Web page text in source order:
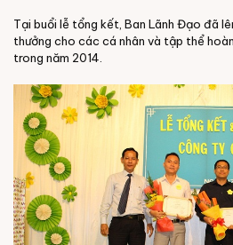
Tại buổi lễ tổng kết, Ban Lãnh Đạo đã
thưởng cho các cá nhân và tập thể
trong năm 2014.